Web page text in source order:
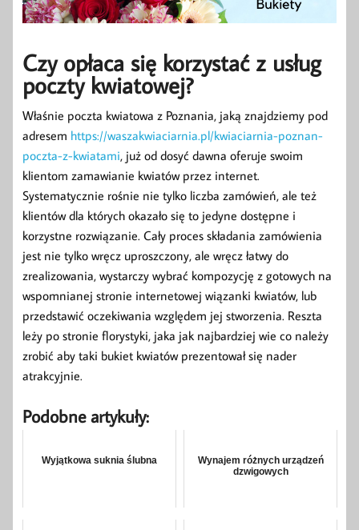
Czy opłaca się korzystać z usług
poczty kwiatowej?
Właśnie poczta kwiatowa z Poznania, jaką znajdziemy pod
adresem https://waszakwiaciarnia.pl/kwiaciarnia-poznan-
poczta-z-kwiatami, już od dosyć dawna oferuje swoim
klientom zamawianie kwiatów przez internet.
Systematycznie rośnie nie tylko liczba zamówień, ale też
klientów dla których okazało się to jedyne dostępne i
korzystne rozwiązanie. Cały proces składania zamówienia
jest nie tylko wręcz uproszczony, ale wręcz łatwy do
zrealizowania, wystarczy wybrać kompozycję z gotowych na
wspomnianej stronie internetowej wiązanki kwiatów, lub
przedstawić oczekiwania względem jej stworzenia. Reszta
leży po stronie florystyki, jaka jak najbardziej wie co należy
zrobić aby taki bukiet kwiatów prezentował się nader
atrakcyjnie.
Podobne artykuły:
Wyjątkowa suknia ślubna
Wynajem różnych urządzeń
dzwigowych